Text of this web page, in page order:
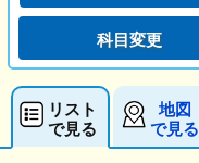
科目変更
リスト
で見る
地図
で見る